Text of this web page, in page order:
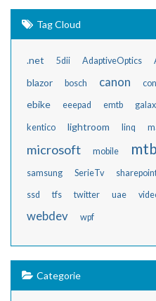
Tag Cloud
.net 5dii AdaptiveOptics
blazor bosch canon
ebike eeepad emtb
kentico lightroom linq
microsoft mobile mtb
samsung SerieTv
ssd tfs twitter uae
webdev wpf
Categorie